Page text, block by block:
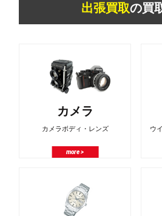
出張買取の買
カメラ
カメラボディ・レンズ
more >
ウ